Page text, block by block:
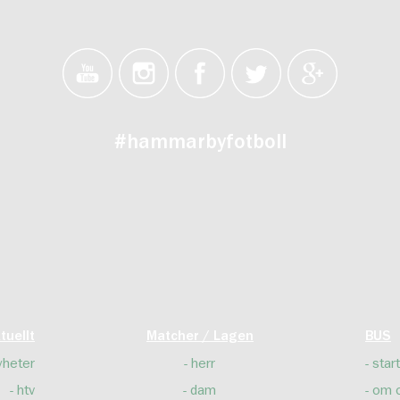
#hammarbyfotboll
htv
Matcher / Lagen
herr
dam
BUS
start
om